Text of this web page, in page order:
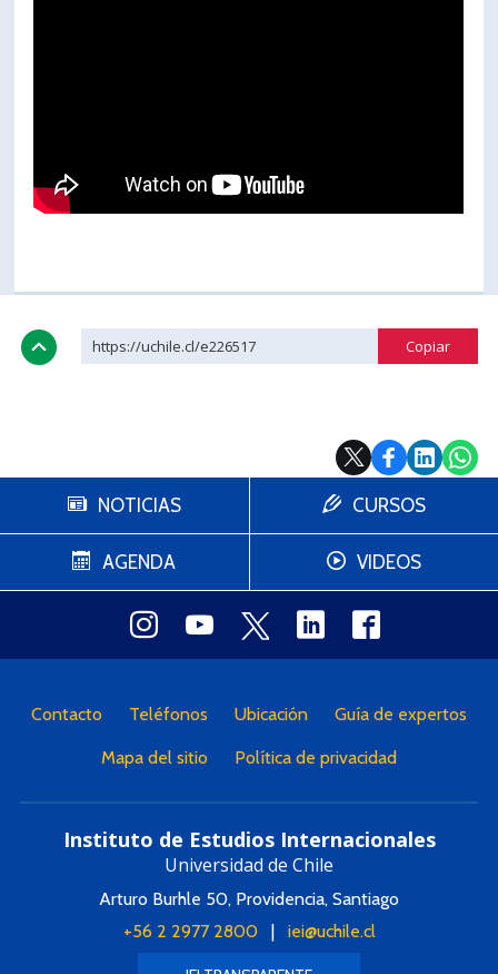
https://uchile.cl/e226517
NOTICIAS
AGENDA
CURSOS
VIDEOS
Contacto Teléfonos Ubicación Guía de expertos
Mapa del sitio Política de privacidad
Instituto de Estudios Internacionales
Universidad de Chile
Arturo Burhle 50, Providencia, Santiago
+56 2 2977 2800| iei@uchile.cl